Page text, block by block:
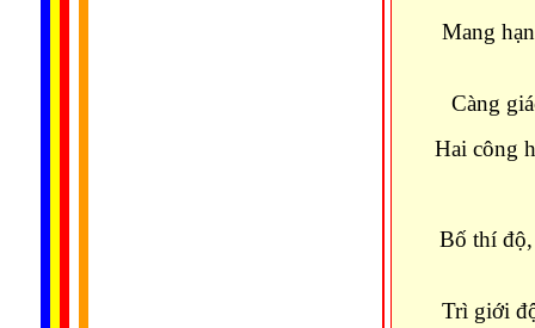
Mang
Càng
Hai công
Bố thí
Trì giới